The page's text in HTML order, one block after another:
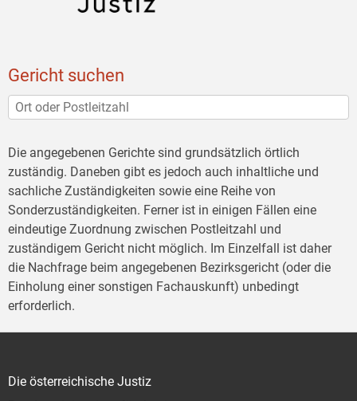
Gericht suchen
Die angegebenen Gerichte sind grundsätzlich örtlich
zuständig. Daneben gibt es jedoch auch inhaltliche und
sachliche Zuständigkeiten sowie eine Reihe von
Sonderzuständigkeiten. Ferner ist in einigen Fällen eine
eindeutige Zuordnung zwischen Postleitzahl und
zuständigem Gericht nicht möglich. Im Einzelfall ist daher
die Nachfrage beim angegebenen Bezirksgericht (oder die
Einholung einer sonstigen Fachauskunft) unbedingt
erforderlich.
Die österreichische Justiz